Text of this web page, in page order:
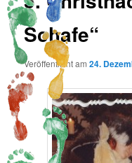
Schafe“
Veröffentlicht am24.